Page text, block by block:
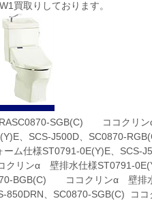
買取りしております。
SGB(C) ココクリン
、SCS-J500D、SC0870-
ム仕様ST0791-0E(Y)E、SCS-
リンα 壁排水仕様ST0791-
BGB(C) ココクリンα 壁排水
、SC0870-SGB(C) コ